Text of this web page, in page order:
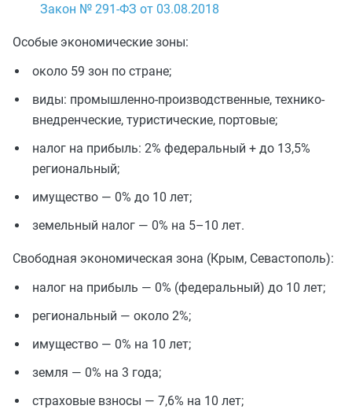
Закон № 291-ФЗ от 03.08.2018
Особые экономические зоны:
около 59 зон по стране;
виды: промышленно-производственные, технико-
внедренческие, туристические, портовые;
налог на прибыль: 2% федеральный + до 13,5%
региональный;
имущество — 0% до 10 лет;
земельный налог — 0% на 5–10 лет.
Свободная экономическая зона (Крым, Севастополь):
налог на прибыль — 0% (федеральный) до 10 лет;
региональный — около 2%;
имущество — 0% на 10 лет;
земля — 0% на 3 года;
страховые взносы — 7,6% на 10 лет;